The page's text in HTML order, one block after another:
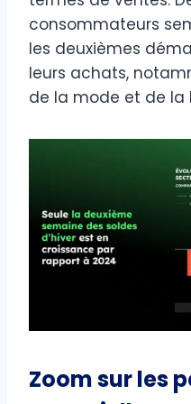
consommateurs
les deuxièmes
leurs achats,
de la mode et de la
Zoom sur les